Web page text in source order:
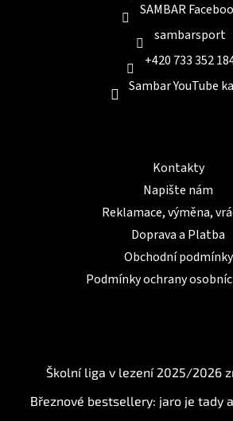
SAMBAR
sambarsport
+420 733 352
Sambar YouTube
Kontakty
Napište nám
Reklamace, výměna,
Doprava a Platba
Obchodní podmínky
Podmínky ochrany
Školní liga v lezení 2025/2026
Březnové bestsellery: jaro je tady